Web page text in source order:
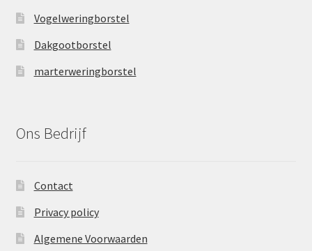
Vogelweringborstel
Dakgootborstel
marterweringborstel
Ons Bedrijf
Contact
Privacy policy
Algemene Voorwaarden